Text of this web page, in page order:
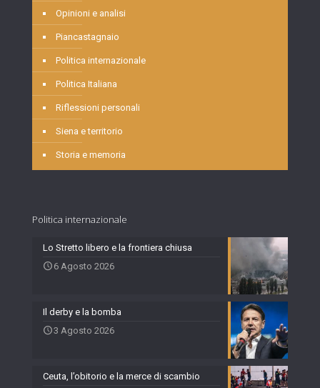
Opinioni e analisi
Piancastagnaio
Politica internazionale
Politica Italiana
Riflessioni personali
Siena e territorio
Storia e memoria
Politica internazionale
Lo Stretto libero e la frontiera chiusa
6 Agosto 2026
Il derby e la bomba
3 Agosto 2026
Ceuta, l’obitorio e la merce di scambio